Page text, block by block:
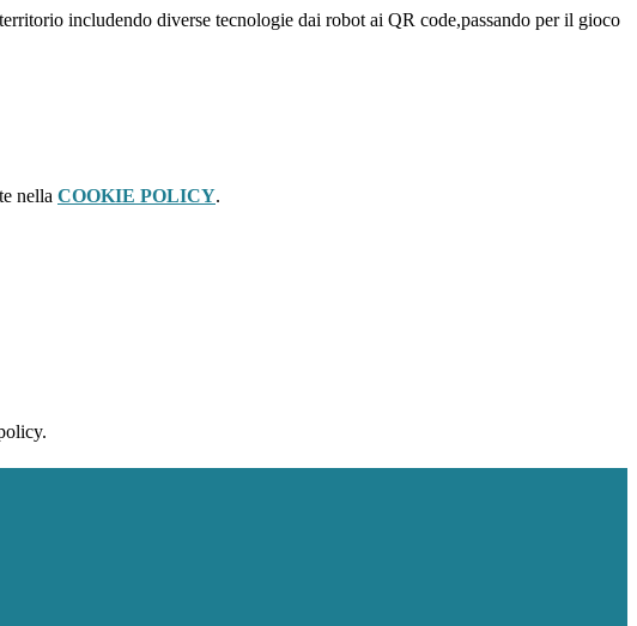
includendo diverse tecnologie dai robot ai QR code,passando per il gioco
nella COOKIE POLICY.